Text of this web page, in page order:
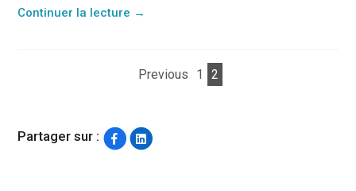
Continuer la lecture →
Previous 1 2
Partager sur :